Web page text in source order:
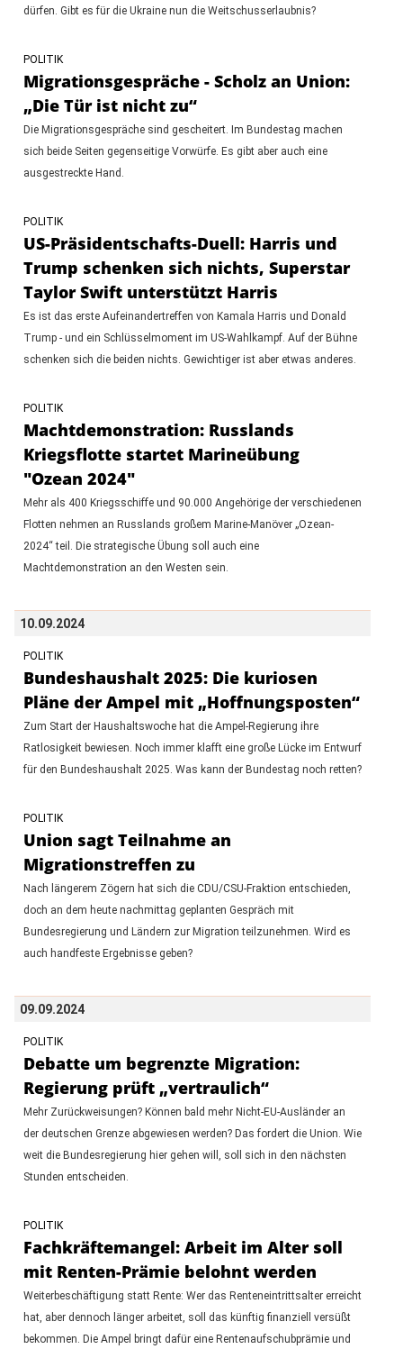
dürfen. Gibt es für die Ukraine nun die Weitschusserlaubnis?
POLITIK
Migrationsgespräche - Scholz an Union:
„Die Tür ist nicht zu“
Die Migrationsgespräche sind gescheitert. Im Bundestag machen
sich beide Seiten gegenseitige Vorwürfe. Es gibt aber auch eine
ausgestreckte Hand.
POLITIK
US-Präsidentschafts-Duell: Harris und
Trump schenken sich nichts, Superstar
Taylor Swift unterstützt Harris
Es ist das erste Aufeinandertreffen von Kamala Harris und Donald
Trump - und ein Schlüsselmoment im US-Wahlkampf. Auf der Bühne
schenken sich die beiden nichts. Gewichtiger ist aber etwas anderes.
POLITIK
Machtdemonstration: Russlands
Kriegsflotte startet Marineübung
"Ozean 2024"
Mehr als 400 Kriegsschiffe und 90.000 Angehörige der verschiedenen
Flotten nehmen an Russlands großem Marine-Manöver „Ozean-
2024“ teil. Die strategische Übung soll auch eine
Machtdemonstration an den Westen sein.
10.09.2024
POLITIK
Bundeshaushalt 2025: Die kuriosen
Pläne der Ampel mit „Hoffnungsposten“
Zum Start der Haushaltswoche hat die Ampel-Regierung ihre
Ratlosigkeit bewiesen. Noch immer klafft eine große Lücke im Entwurf
für den Bundeshaushalt 2025. Was kann der Bundestag noch retten?
POLITIK
Union sagt Teilnahme an
Migrationstreffen zu
Nach längerem Zögern hat sich die CDU/CSU-Fraktion entschieden,
doch an dem heute nachmittag geplanten Gespräch mit
Bundesregierung und Ländern zur Migration teilzunehmen. Wird es
auch handfeste Ergebnisse geben?
09.09.2024
POLITIK
Debatte um begrenzte Migration:
Regierung prüft „vertraulich“
Mehr Zurückweisungen? Können bald mehr Nicht-EU-Ausländer an
der deutschen Grenze abgewiesen werden? Das fordert die Union. Wie
weit die Bundesregierung hier gehen will, soll sich in den nächsten
Stunden entscheiden.
POLITIK
Fachkräftemangel: Arbeit im Alter soll
mit Renten-Prämie belohnt werden
Weiterbeschäftigung statt Rente: Wer das Renteneintrittsalter erreicht
hat, aber dennoch länger arbeitet, soll das künftig finanziell versüßt
bekommen. Die Ampel bringt dafür eine Rentenaufschubprämie und